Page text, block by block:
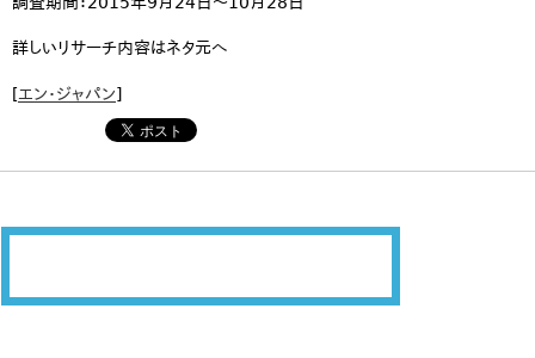
詳しいリサーチ内容はネタ元へ
[エン・ジャパン]